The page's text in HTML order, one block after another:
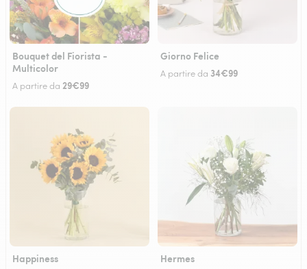
Bouquet del Fiorista -
Multicolor
A partire da 29€99
Giorno Felice
A partire da 34€99
Happiness Hermes